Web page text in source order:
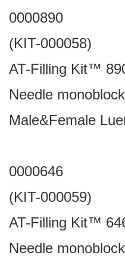
0000890
(KIT-000058)
AT-Filling Kit™
Needle
Male&Female
0000646
(KIT-000059)
AT-Filling Kit™
Needle